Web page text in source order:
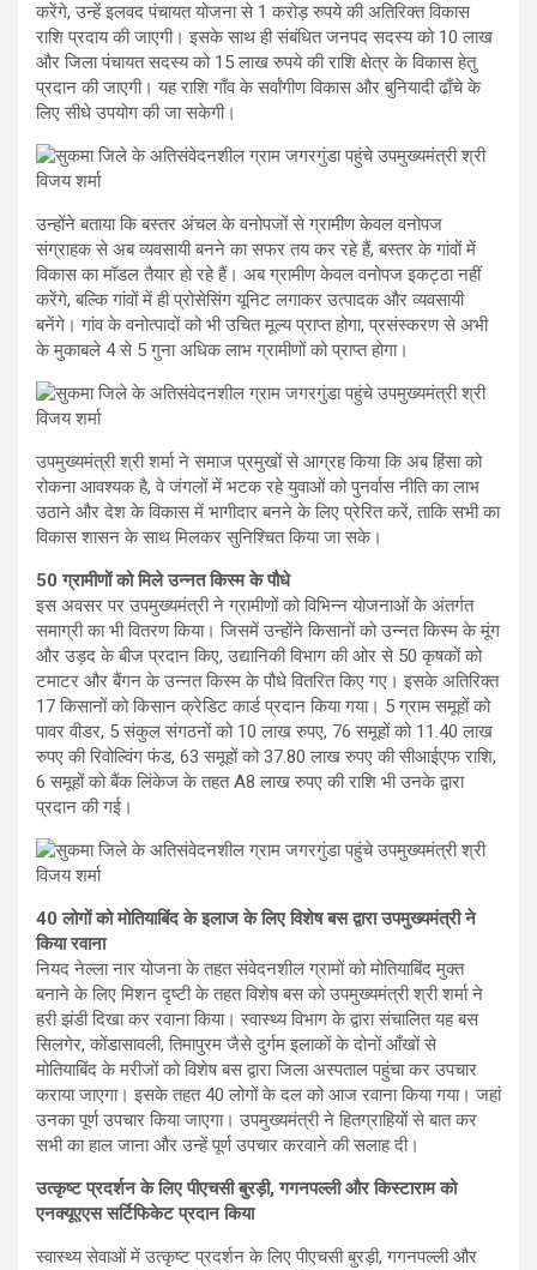
करेंगे, उन्हें इलवद पंचायत योजना से 1 करोड़ रुपये की अतिरिक्त विकास
राशि प्रदाय की जाएगी। इसके साथ ही संबंधित जनपद सदस्य को 10 लाख
और जिला पंचायत सदस्य को 15 लाख रुपये की राशि क्षेत्र के विकास हेतु
प्रदान की जाएगी। यह राशि गाँव के सर्वांगीण विकास और बुनियादी ढाँचे के
लिए सीधे उपयोग की जा सकेगी।
उन्होंने बताया कि बस्तर अंचल के वनोपजों से ग्रामीण केवल वनोपज
संग्राहक से अब व्यवसायी बनने का सफर तय कर रहे हैं, बस्तर के गांवों में
विकास का मॉडल तैयार हो रहे हैं। अब ग्रामीण केवल वनोपज इकट्ठा नहीं
करेंगे, बल्कि गांवों में ही प्रोसेसिंग यूनिट लगाकर उत्पादक और व्यवसायी
बनेंगे। गांव के वनोत्पादों को भी उचित मूल्य प्राप्त होगा, प्रसंस्करण से अभी
के मुकाबले 4 से 5 गुना अधिक लाभ ग्रामीणों को प्राप्त होगा।
उपमुख्यमंत्री श्री शर्मा ने समाज प्रमुखों से आग्रह किया कि अब हिंसा को
रोकना आवश्यक है, वे जंगलों में भटक रहे युवाओं को पुनर्वास नीति का लाभ
उठाने और देश के विकास में भागीदार बनने के लिए प्रेरित करें, ताकि सभी का
विकास शासन के साथ मिलकर सुनिश्चित किया जा सके।
50 ग्रामीणों को मिले उन्नत किस्म के पौधे
इस अवसर पर उपमुख्यमंत्री ने ग्रामीणों को विभिन्न योजनाओं के अंतर्गत
समाग्री का भी वितरण किया। जिसमें उन्होंने किसानों को उन्नत किस्म के मूंग
और उड़द के बीज प्रदान किए, उद्यानिकी विभाग की ओर से 50 कृषकों को
टमाटर और बैंगन के उन्नत किस्म के पौधे वितरित किए गए। इसके अतिरिक्त
17 किसानों को किसान क्रेडिट कार्ड प्रदान किया गया। 5 ग्राम समूहों को
पावर वीडर, 5 संकुल संगठनों को 10 लाख रुपए, 76 समूहों को 11.40 लाख
रुपए की रिवोल्विंग फंड, 63 समूहों को 37.80 लाख रुपए की सीआईएफ राशि,
6 समूहों को बैंक लिंकेज के तहत A8 लाख रुपए की राशि भी उनके द्वारा
प्रदान की गई।
40 लोगों को मोतियाबिंद के इलाज के लिए विशेष बस द्वारा उपमुख्यमंत्री ने
किया रवाना
नियद नेल्ला नार योजना के तहत संवेदनशील ग्रामों को मोतियाबिंद मुक्त
बनाने के लिए मिशन दृष्टी के तहत विशेष बस को उपमुख्यमंत्री श्री शर्मा ने
हरी झंडी दिखा कर रवाना किया। स्वास्थ्य विभाग के द्वारा संचालित यह बस
सिलगेर, कोंडासावली, तिमापुरम जैसे दुर्गम इलाकों के दोनों आँखों से
मोतियाबिंद के मरीजों को विशेष बस द्वारा जिला अस्पताल पहुंचा कर उपचार
कराया जाएगा। इसके तहत 40 लोगों के दल को आज रवाना किया गया। जहां
उनका पूर्ण उपचार किया जाएगा। उपमुख्यमंत्री ने हितग्राहियों से बात कर
सभी का हाल जाना और उन्हें पूर्ण उपचार करवाने की सलाह दी।
उत्कृष्ट प्रदर्शन के लिए पीएचसी बुरड़ी, गगनपल्ली और किस्टाराम को
एनक्यूएएस सर्टिफिकेट प्रदान किया
स्वास्थ्य सेवाओं में उत्कृष्ट प्रदर्शन के लिए पीएचसी बुरड़ी, गगनपल्ली और